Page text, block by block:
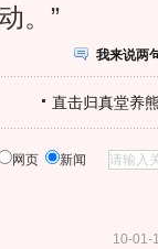
。”
我来说两
直击归真堂养
网页 新闻
10-01-